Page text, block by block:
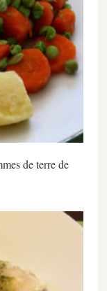
de terre de